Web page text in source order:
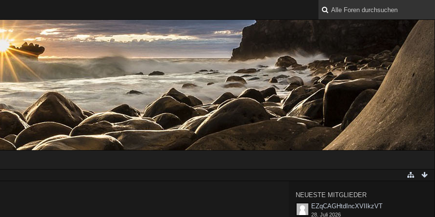
NEUESTE MITGLIEDER
EZqCAGHtdIncXVIIkzVT
28. Juli 2026